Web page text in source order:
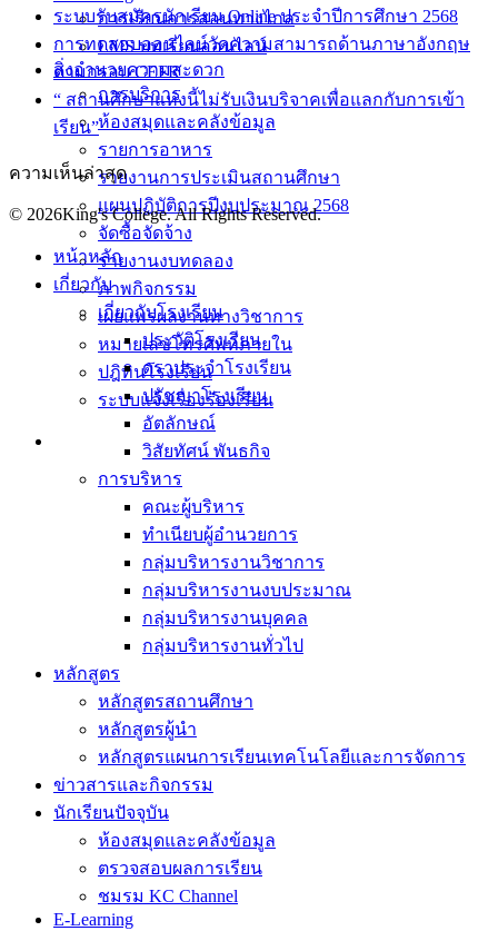
การเรียนการสอนทางไกล
LMS บทเรียนออนไลน์
สิ่งอำนวยความสะดวก
การบริการ
ห้องสมุดและคลังข้อมูล
รายการอาหาร
รายงานการประเมินสถานศึกษา
แผนปฏิบัติการปีงบประมาณ 2568
จัดซื้อจัดจ้าง
รายงานงบทดลอง
ภาพกิจกรรม
เผยแพร่ผลงานทางวิชาการ
หมายเลขโทรศัพท์ภายใน
ปฎิทินโรงเรียน
ระบบแจ้งเรื่องร้องเรียน
ระบบรับสมัครนักเรียน Online ประจำปีการศึกษา 2568
การทดสอบออนไลน์วัดความสามารถด้านภาษาอังกฤษ
ตามกรอบ CEFR
“ สถานศึกษาแห่งนี้ไม่รับเงินบริจาคเพื่อแลกกับการเข้า
เรียน”
ความเห็นล่าสุด
© 2026King's College. All Rights Reserved.
หน้าหลัก
เกี่ยวกับ
เกี่ยวกับโรงเรียน
ประวัติโรงเรียน
ตราประจำโรงเรียน
ปรัชญาโรงเรียน
อัตลักษณ์
วิสัยทัศน์ พันธกิจ
การบริหาร
คณะผู้บริหาร
ทำเนียบผู้อำนวยการ
กลุ่มบริหารงานวิชาการ
กลุ่มบริหารงานงบประมาณ
กลุ่มบริหารงานบุคคล
กลุ่มบริหารงานทั่วไป
หลักสูตร
หลักสูตรสถานศึกษา
หลักสูตรผู้นำ
หลักสูตรแผนการเรียนเทคโนโลยีและการจัดการ
ข่าวสารและกิจกรรม
นักเรียนปัจจุบัน
ห้องสมุดและคลังข้อมูล
ตรวจสอบผลการเรียน
ชมรม KC Channel
E-Learning